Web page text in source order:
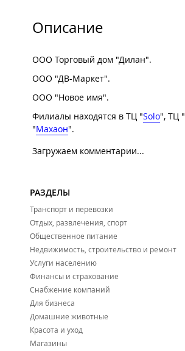
Описание
ООО Торговый дом "Дилан".
ООО "ДВ-Маркет".
ООО "Новое имя".
Филиалы находятся в ТЦ "Solo", ТЦ "
"Махаон".
Загружаем комментарии...
РАЗДЕЛЫ
Транспорт и перевозки
Отдых, развлечения, спорт
Общественное питание
Недвижимость, строительство и ремонт
Услуги населению
Финансы и страхование
Снабжение компаний
Для бизнеса
Домашние животные
Красота и уход
Магазины